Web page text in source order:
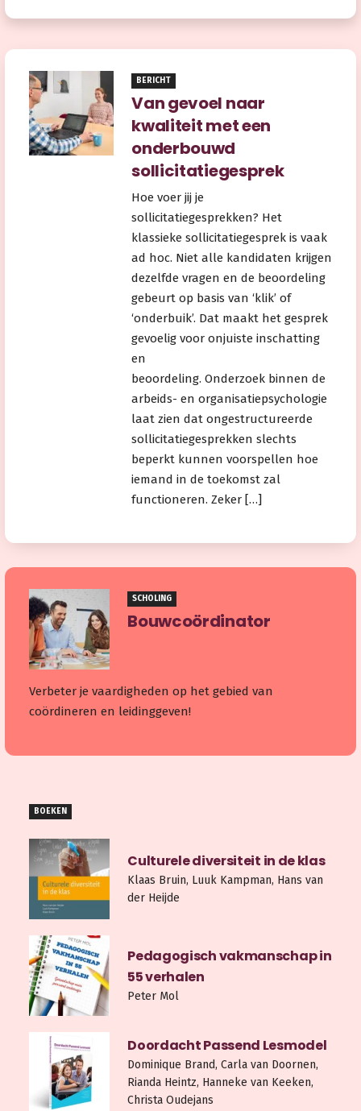
BERICHT
Van gevoel naar
kwaliteit met een
onderbouwd
sollicitatiegesprek
Hoe voer jij je
sollicitatiegesprekken? Het
klassieke sollicitatiegesprek is vaak
ad hoc. Niet alle kandidaten krijgen
dezelfde vragen en de beoordeling
gebeurt op basis van ‘klik’ of
‘onderbuik’. Dat maakt het gesprek
gevoelig voor onjuiste inschatting
en
beoordeling. Onderzoek binnen de
arbeids- en organisatiepsychologie
laat zien dat ongestructureerde
sollicitatiegesprekken slechts
beperkt kunnen voorspellen hoe
iemand in de toekomst zal
functioneren. Zeker […]
SCHOLING
Bouwcoördinator
Verbeter je vaardigheden op het gebied van
coördineren en leidinggeven!
BOEKEN
Culturele diversiteit in de klas
Klaas Bruin, Luuk Kampman, Hans van
der Heijde
Pedagogisch vakmanschap in
55 verhalen
Peter Mol
Doordacht Passend Lesmodel
Dominique Brand, Carla van Doornen,
Rianda Heintz, Hanneke van Keeken,
Christa Oudejans